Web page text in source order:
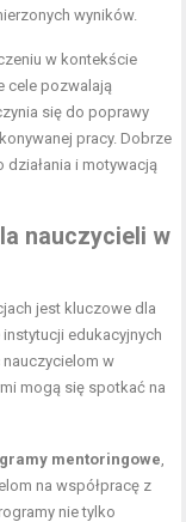
wyników.
w kontekście
cele pozwalają
się do poprawy
pracy. Dobrze
i motywacją
nauczycieli w
jest kluczowe dla
edukacyjnych
w
mogą się spotkać na
mentoringowe
na współpracę z
nie tylko